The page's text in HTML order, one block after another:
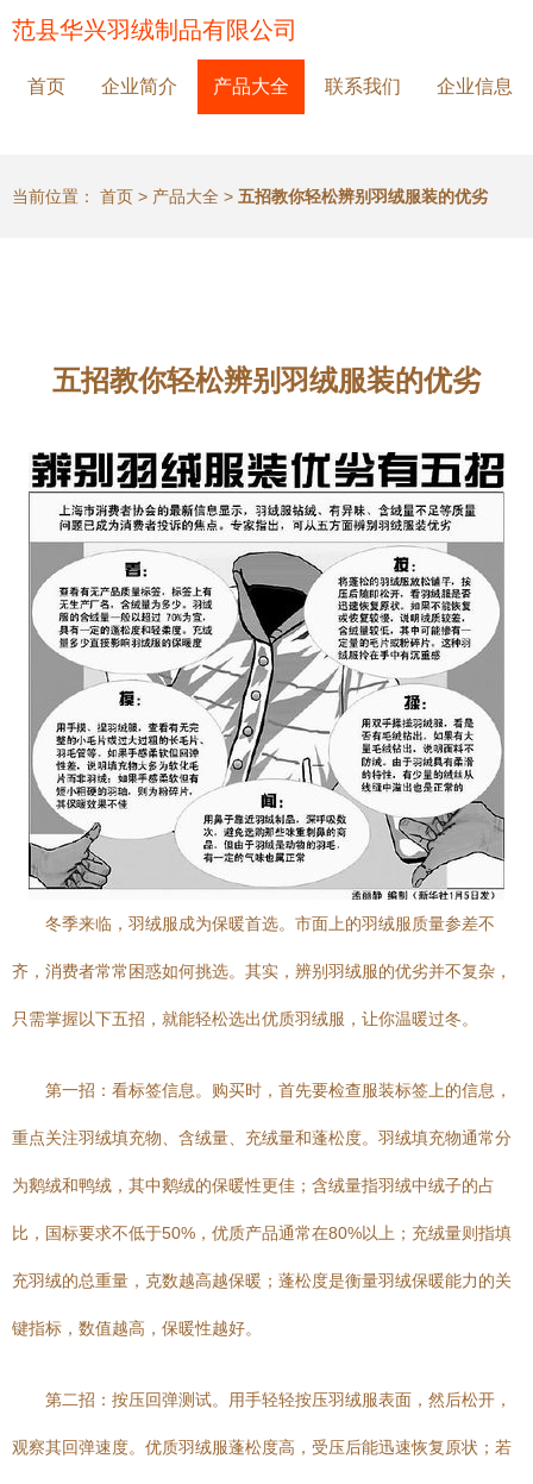
范县华兴羽绒制品有限公司
首页 企业简介 产品大全 联系我们 企业信息
当前位置： 首页 > 产品大全 > 五招教你轻松辨别羽绒服装的优劣
五招教你轻松辨别羽绒服装的优劣
冬季来临，羽绒服成为保暖首选。市面上的羽绒服质量参差不
齐，消费者常常困惑如何挑选。其实，辨别羽绒服的优劣并不复杂，
只需掌握以下五招，就能轻松选出优质羽绒服，让你温暖过冬。
第一招：看标签信息。购买时，首先要检查服装标签上的信息，
重点关注羽绒填充物、含绒量、充绒量和蓬松度。羽绒填充物通常分
为鹅绒和鸭绒，其中鹅绒的保暖性更佳；含绒量指羽绒中绒子的占
比，国标要求不低于50%，优质产品通常在80%以上；充绒量则指填
充羽绒的总重量，克数越高越保暖；蓬松度是衡量羽绒保暖能力的关
键指标，数值越高，保暖性越好。
第二招：按压回弹测试。用手轻轻按压羽绒服表面，然后松开，
观察其回弹速度。优质羽绒服蓬松度高，受压后能迅速恢复原状；若